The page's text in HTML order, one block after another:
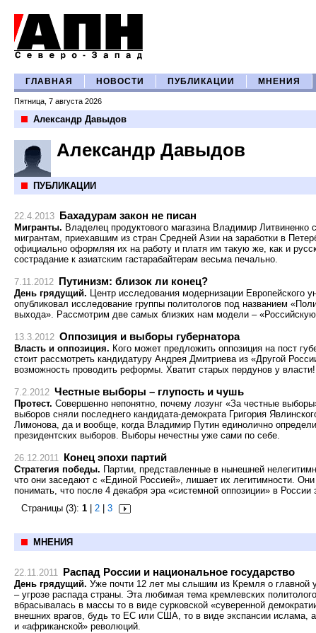
ГЛАВНАЯ НОВОСТИ ПУБЛИКАЦИИ МНЕНИЯ
Пятница, 7 августа 2026
Александр Давыдов
Александр Давыдов
ПУБЛИКАЦИИ
22.4.2013 Бахадурам закон не писан
Мигранты. Владелец продуктового магазина Владимир
мигрантам, приехавшим из стран Средней Азии на заработки в
официально оформляя их на работу и платя им такую же, как и
сострадание к азиатским гастарабайтерам весьма печально.
7.11.2012 Путинизм: близок ли конец?
День грядущий. Центр исследования модернизации Европейского
опубликовал исследование группы политологов под названием
выхода». Рассмотрим две самых близких нам модели –
13.3.2012 Оппозиция и выборы губернатора
Власть и оппозиция. Кого может предложить оппозиция на пост
стоит рассмотреть кандидатуру Андрея Дмитриева из «Другой
возможность проводить реформы. Хватит старых пердунов у власти!
7.2.2012 Честные выборы – глупость и чушь
Протест. Совершенно непонятно, почему лозунг «За честные
выборов сняли последнего кандидата-демократа Григория
Лимонова, да и вообще, когда Владимир Путин единолично
президентских выборов. Выборы нечестны уже сами по себе.
26.12.2011 Конец эпохи партий
Стратегия победы. Партии, представленные в нынешней
что они заседают с «Единой Россией», лишает их легитимности.
понимать, что после 4 декабря эра «системной оппозиции» в России
Страницы (3): 1 2 3
МНЕНИЯ
22.11.2011 Распад России и национальное государство
День грядущий. Уже почти 12 лет мы слышим из Кремля о главной
– угрозе распада страны. Эта любимая тема кремлевских
вбрасывалась в массы то в виде сурковской «суверенной
внешних врагов, будь то ЕС или США, то в виде экспансии ислама,
и «африканской» революций.